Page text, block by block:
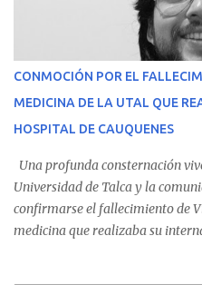
CONMOCIÓN POR EL
MEDICINA DE LA UTAL QUE
HOSPITAL DE CAUQUENES
Una profunda consternación
Universidad de Talca y la
confirmarse el fallecimiento de
medicina que realizaba su